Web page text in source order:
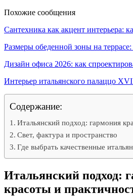
Похожие сообщения
Сантехника как акцент интерьера:
Размеры обеденной зоны на
Дизайн офиса 2026: как
Интерьер итальянского палаццо
Содержание:
Итальянский подход: гармония
Свет, фактура и пространство
Где выбрать качественные
Итальянский подход:
красоты и